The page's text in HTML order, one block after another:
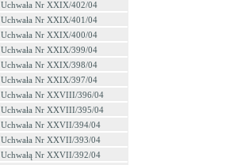
Uchwała Nr XXIX/402/04
Uchwała Nr XXIX/401/04
Uchwała Nr XXIX/400/04
Uchwała Nr XXIX/399/04
Uchwała Nr XXIX/398/04
Uchwała Nr XXIX/397/04
Uchwała Nr XXVIII/396/04
Uchwała Nr XXVIII/395/04
Uchwała Nr XXVII/394/04
Uchwała Nr XXVII/393/04
Uchwałą Nr XXVII/392/04